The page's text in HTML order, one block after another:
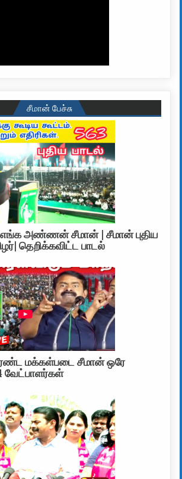
சீமான் பேச்சு
எங்க அண்ணன் சீமான் | சீமான் புதிய
தெறிக்கவிட்ட பாடல்
மக்கள்படை சீமான் ஒரே
வேட்பாளர்கள்